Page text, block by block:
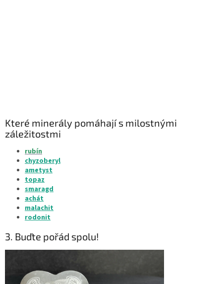
Které minerály pomáhají s milostnými
záležitostmi
rubín
chyzoberyl
ametyst
topaz
smaragd
achát
malachit
rodonit
3. Buďte pořád spolu!